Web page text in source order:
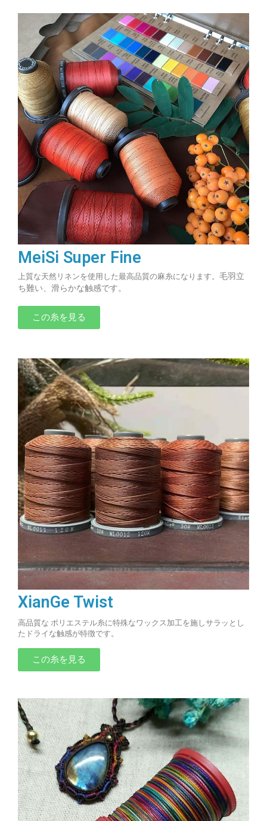
MeiSi Super Fine
上質な天然リネンを使用した最高品質の麻糸になります。 毛羽立
ち難い、滑らかな触感です。
この糸を見る
XianGe Twist
高品質な ポリエステル糸に特殊なワックス加工を施しサラッとし
たドライな触感が特徴です。
この糸を見る